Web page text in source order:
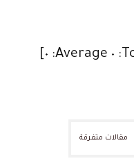
٠ ٠]
مقالات متفرقة